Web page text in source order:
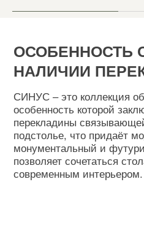
ПРЯМОУГОЛЬНЫЕ. ОВАЛЬНЫЕ И
КРУГЛЫЕ ВАРИАНТЫ В
КОЛЛЕКЦИИ